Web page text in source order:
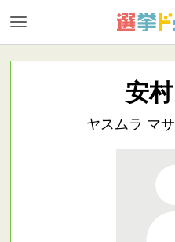
安
ヤスムラ マ